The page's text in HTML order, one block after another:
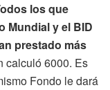
los que
Mundial y el BID
prestado más
calculó 6000. Es
Fondo le dará